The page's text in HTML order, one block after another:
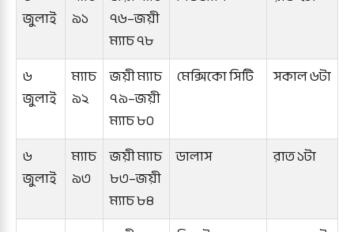
জুলাই
৯১
৭৬–জয়ী
ম্যাচ ৭৮
৬
জুলাই
ম্যাচ
৯২
জয়ী ম্যাচ
৭৯–জয়ী
ম্যাচ ৮০
মেক্সিকো সিটি সকাল ৬টা
৬
জুলাই
ম্যাচ
৯৩
জয়ী ম্যাচ
৮৩–জয়ী
ম্যাচ ৮৪
ডালাস রাত ১টা